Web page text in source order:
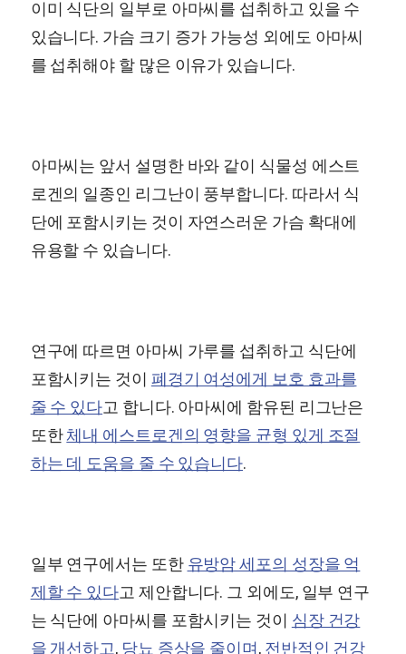
이미 식단의 일부로 아마씨를 섭취하고 있을 수
있습니다. 가슴 크기 증가 가능성 외에도 아마씨
를 섭취해야 할 많은 이유가 있습니다.
아마씨는 앞서 설명한 바와 같이 식물성 에스트
로겐의 일종인 리그난이 풍부합니다. 따라서 식
단에 포함시키는 것이 자연스러운 가슴 확대에
유용할 수 있습니다.
연구에 따르면 아마씨 가루를 섭취하고 식단에
포함시키는 것이 폐경기 여성에게 보호 효과를
줄 수 있다고 합니다. 아마씨에 함유된 리그난은
또한체내 에스트로겐의 영향을 균형 있게 조절
하는 데 도움을 줄 수 있습니다.
일부 연구에서는 또한 유방암 세포의 성장을 억
제할 수 있다고 제안합니다. 그 외에도, 일부 연구
는 식단에 아마씨를 포함시키는 것이 심장 건강
을 개선하고, 당뇨 증상을 줄이며, 전반적인 건강